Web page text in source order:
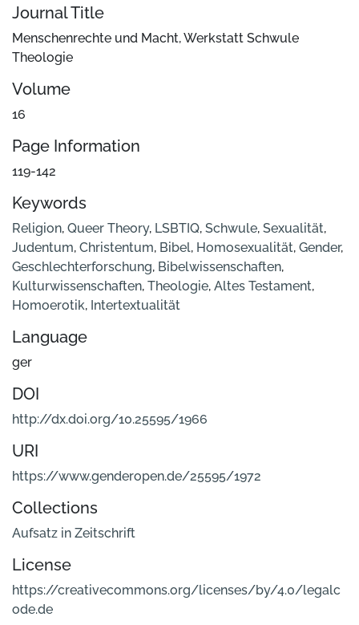
Journal Title
Menschenrechte und Macht, Werkstatt Schwule
Theologie
Volume
16
Page Information
119-142
Keywords
Religion, Queer Theory, LSBTIQ, Schwule, Sexualität,
Judentum, Christentum, Bibel, Homosexualität, Gender,
Geschlechterforschung, Bibelwissenschaften,
Kulturwissenschaften, Theologie, Altes Testament,
Homoerotik, Intertextualität
Language
ger
DOI
http://dx.doi.org/10.25595/1966
URI
https://www.genderopen.de/25595/1972
Collections
Aufsatz in Zeitschrift
License
https://creativecommons.org/licenses/by/4.0/legalc
ode.de